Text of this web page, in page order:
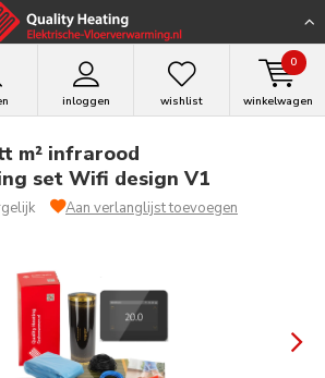
inloggen wishlist winkelwagen
0
m² infrarood
set Wifi design V1
Aan verlanglijst toevoegen